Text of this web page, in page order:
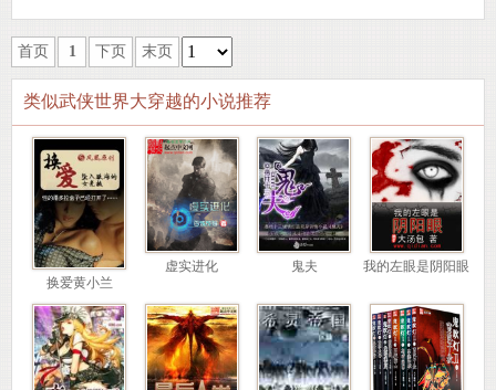
首页 1 下页 末页
类似武侠世界大穿越的小说推荐
换爱黄小兰
虚实进化 鬼夫 我的左眼是阴阳眼